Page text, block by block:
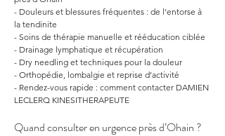
- Douleurs et blessures fréquentes : de l’entorse à
la tendinite
- Soins de thérapie manuelle et rééducation ciblée
- Drainage lymphatique et récupération
- Dry needling et techniques pour la douleur
- Orthopédie, lombalgie et reprise d’activité
- Rendez-vous rapide : comment contacter DAMIEN
LECLERQ KINESITHERAPEUTE
Quand consulter en urgence près d’Ohain ?